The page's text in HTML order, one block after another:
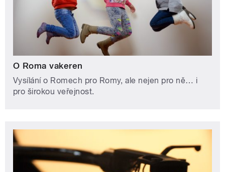
O Roma vakeren
Vysílání o Romech pro Romy, ale nejen pro ně… i
pro širokou veřejnost.